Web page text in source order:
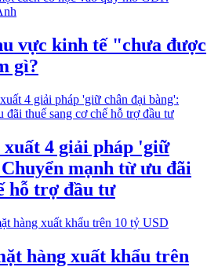
vực kinh tế "chưa được
gì?
4 giải pháp 'giữ
mạnh từ ưu đãi
hỗ trợ đầu tư
hàng xuất khẩu trên